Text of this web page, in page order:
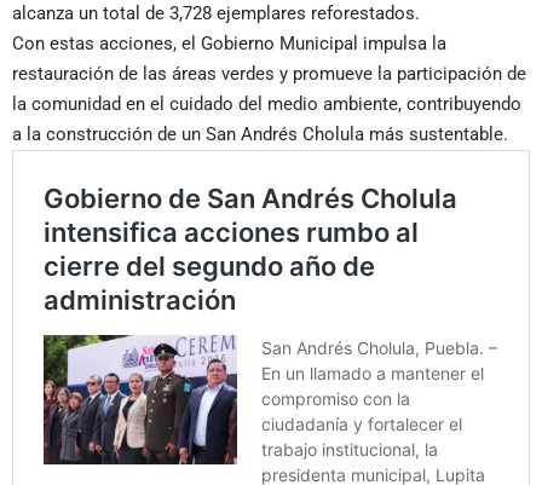
alcanza un total de 3,728 ejemplares reforestados.
Con estas acciones, el Gobierno Municipal impulsa la
restauración de las áreas verdes y promueve la participación de
la comunidad en el cuidado del medio ambiente, contribuyendo
a la construcción de un San Andrés Cholula más sustentable.